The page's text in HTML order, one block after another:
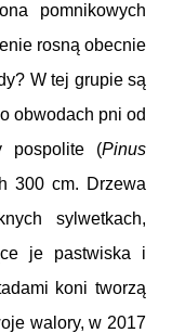
pomnikowych
rosną obecnie
W tej grupie są
obwodach pni od
pospolite (Pinus
300 cm. Drzewa
sylwetkach,
je pastwiska i
koni tworzą
walory, w 2017